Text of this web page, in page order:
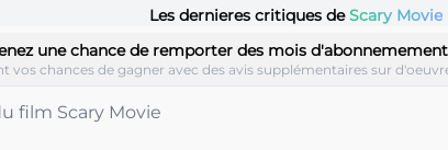
Les dernieres critiques deScary Movie
une chance de remporter des mois
chances de gagner avec des avis supplémentaires sur